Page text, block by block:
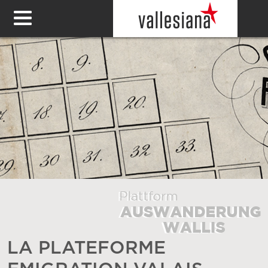
LA PLATEFORME